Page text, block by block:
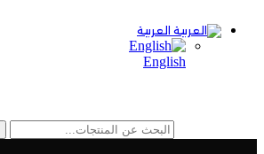
العربية
English